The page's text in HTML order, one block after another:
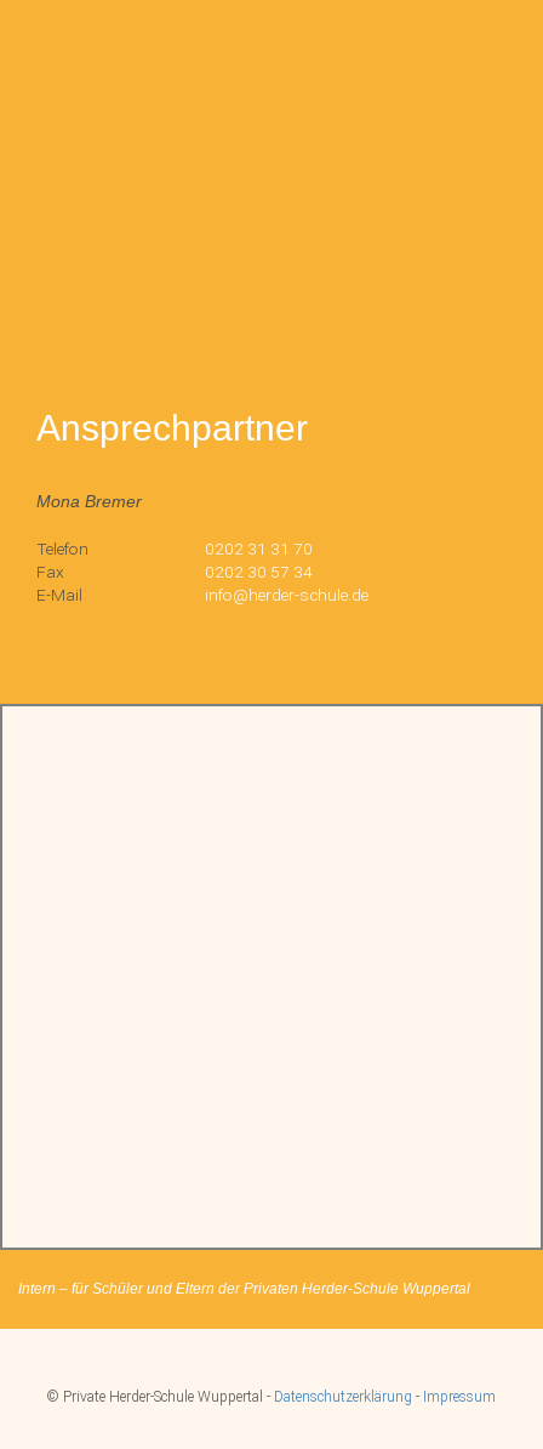
Ansprechpartner
Mona Bremer
Telefon
0202 31 31 70
Fax
0202 30 57 34
E-Mail
info@herder-schule.de
Intern – für Schüler und Eltern der Privaten Herder-Schule Wuppertal
© Private Herder-Schule Wuppertal - Datenschutzerklärung - Impressum